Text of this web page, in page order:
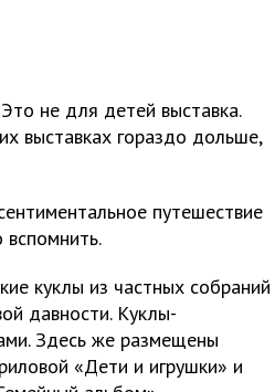
не для детей выставка.
выставках гораздо дольше,
путешествие
вспомнить.
куклы из частных собраний
давности. Куклы-
Здесь же размещены
«Дети и игрушки» и